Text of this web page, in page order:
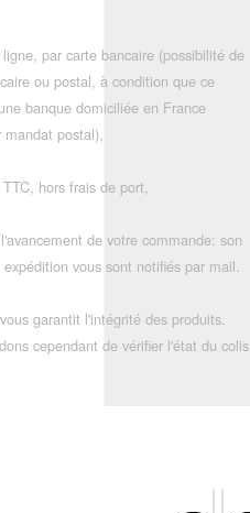
par carte bancaire (possibilité de
ou postal, à condition que ce
banque domiciliée en France
postal),
hors frais de port,
de votre commande: son
vous sont notifiés par mail.
garantit l'intégrité des produits.
cependant de vérifier l'état du colis